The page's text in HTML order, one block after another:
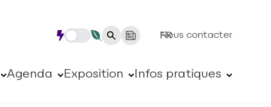
FR
Nous contacter
Agenda Exposition Infos pratiques